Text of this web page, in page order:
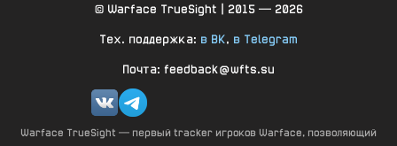
© Warface TrueSight | 2015 — 2026
Тех. поддержка: в ВК, в Telegram
Почта: feedback@wfts.su
Warface TrueSight — первый tracker игроков Warface, позволяющий